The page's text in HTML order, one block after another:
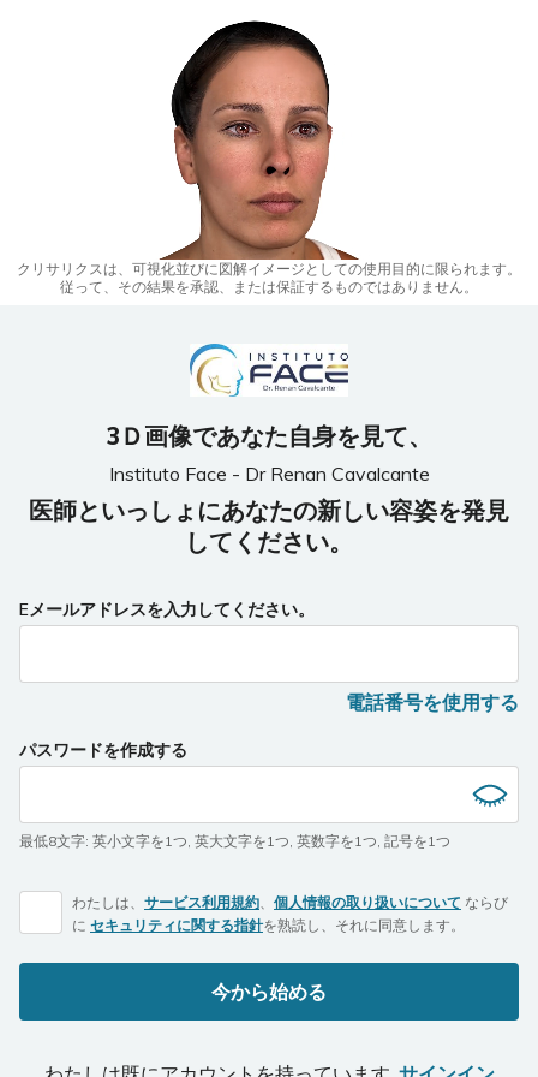
クリサリクスは、可視化並びに図解イメージとしての使用目的に限られます。
従って、その結果を承認、または保証するものではありません。
3Ｄ画像であなた自身を見て、
Instituto Face - Dr Renan Cavalcante
医師といっしょにあなたの新しい容姿を発見
してください。
Eメールアドレスを入力してください。
電話番号を使用する
パスワードを作成する
最低8文字: 英小文字を1つ, 英大文字を1つ, 英数字を1つ, 記号を1つ
わたしは、 サービス利用規約、 個人情報の取り扱いについて ならび
に セキュリティに関する指針を熟読し、それに同意します。
今から始める